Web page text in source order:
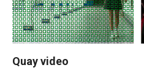
Quay video